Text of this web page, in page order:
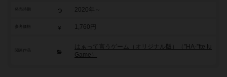
2020年～
参考価格 1,760円
関連作品
はぁって言うゲーム（オリジナル版）（”HA-”tte Iu
Game）